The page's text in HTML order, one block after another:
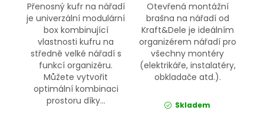
Přenosný kufr na nářadí
je univerzální modulární
box kombinující
vlastnosti kufru na
středně velké nářadí s
funkcí organizéru.
Můžete vytvořit
optimální kombinaci
prostoru díky...
Otevřená montážní
brašna na nářadí od
Kraft&Dele je ideálním
organizérem nářadí pro
všechny montéry
(elektrikáře, instalatéry,
obkladače atd.).
Skladem